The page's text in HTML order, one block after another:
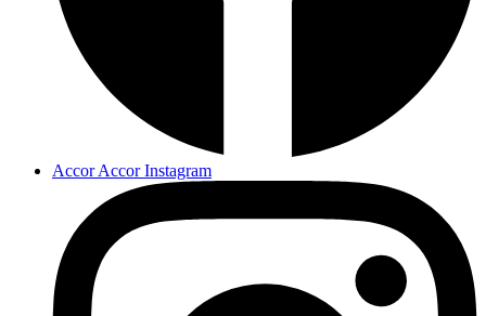
Accor Accor Instagram